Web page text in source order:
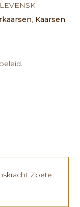
, Kaarsen
Zoete